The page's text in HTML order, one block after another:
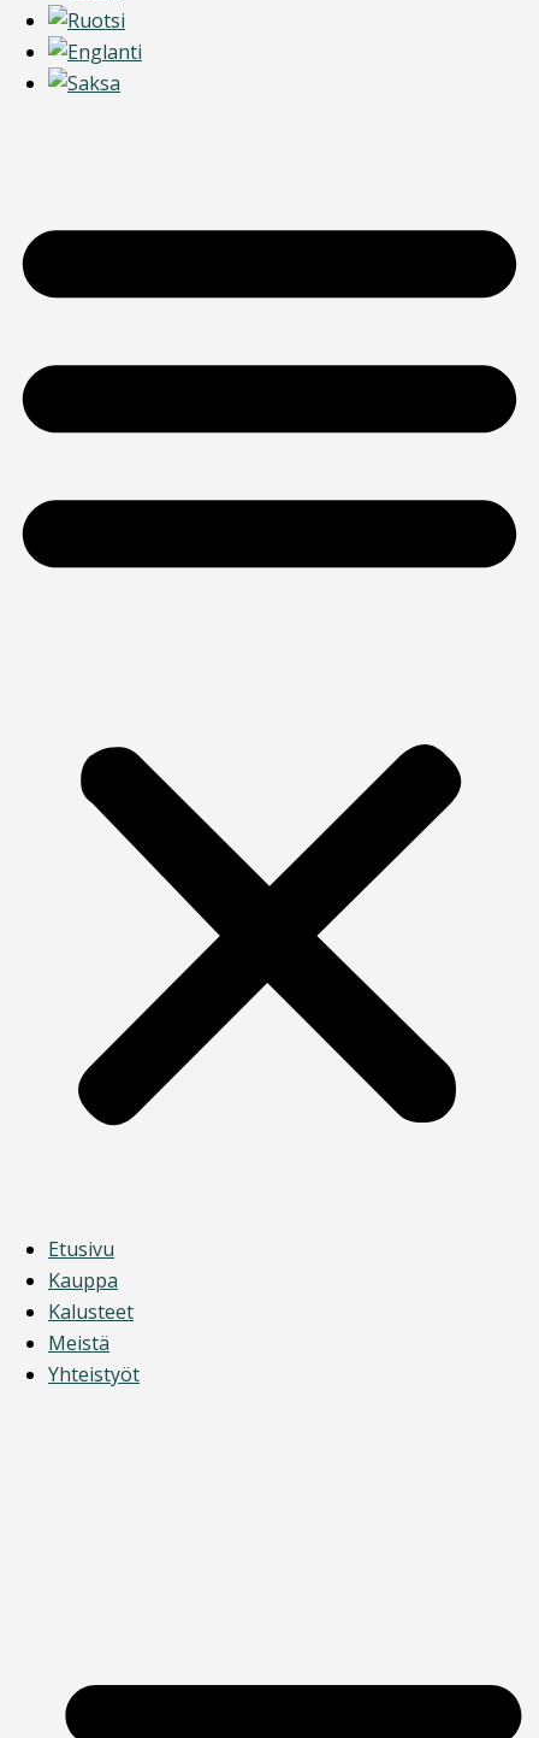
Etusivu
Kauppa
Kalusteet
Meistä
Yhteistyöt